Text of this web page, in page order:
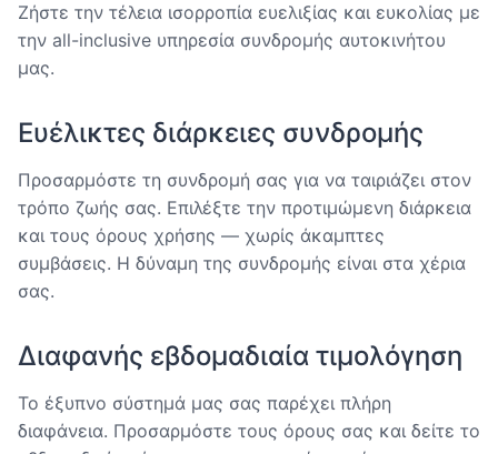
Ζήστε την τέλεια ισορροπία ευελιξίας και ευκολίας με
την all-inclusive υπηρεσία συνδρομής αυτοκινήτου
μας.
Ευέλικτες διάρκειες συνδρομής
Προσαρμόστε τη συνδρομή σας για να ταιριάζει στον
τρόπο ζωής σας. Επιλέξτε την προτιμώμενη διάρκεια
και τους όρους χρήσης — χωρίς άκαμπτες
συμβάσεις. Η δύναμη της συνδρομής είναι στα χέρια
σας.
Διαφανής εβδομαδιαία τιμολόγηση
Το έξυπνο σύστημά μας σας παρέχει πλήρη
διαφάνεια. Προσαρμόστε τους όρους σας και δείτε το